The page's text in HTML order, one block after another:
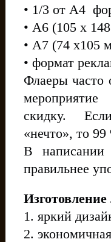
• 1/3 от А4
• А6 (105 x
• А7 (74 x105
• формат
Флаеры часто
скидку.
«нечто», то
В написании
правильнее
1. яркий
2.